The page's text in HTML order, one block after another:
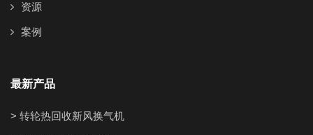
资源
案例
最新产品
> 转轮热回收新风换气机